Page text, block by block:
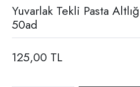
Yuvarlak Tekli Pasta
50ad
125,00 TL